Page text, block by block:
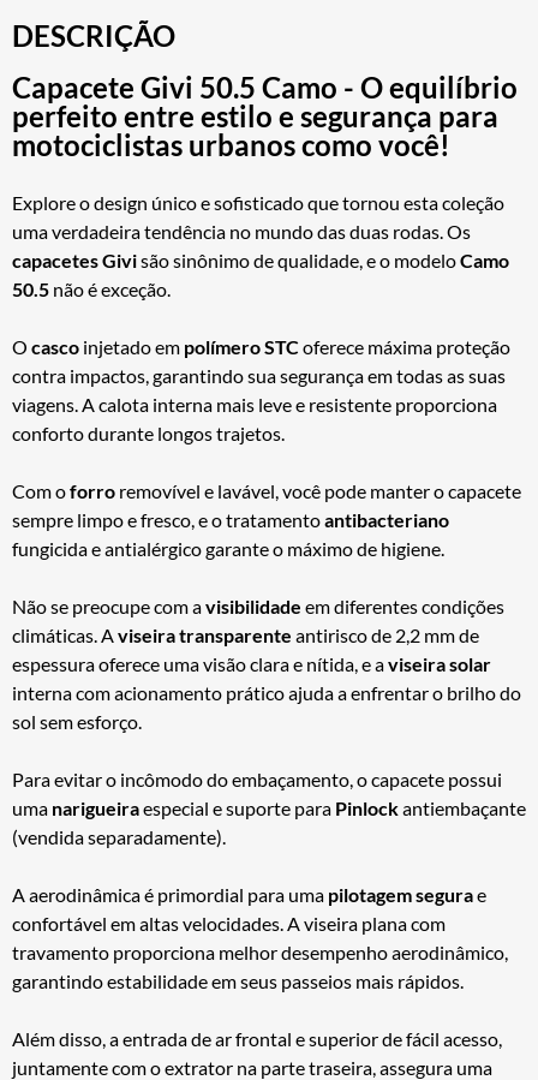
DESCRIÇÃO
Capacete Givi 50.5 Camo - O equilíbrio
perfeito entre estilo e segurança para
motociclistas urbanos como você!
Explore o design único e sofisticado que tornou esta coleção
uma verdadeira tendência no mundo das duas rodas. Os
capacetes Givisão sinônimo de qualidade, e o modeloCamo
50.5 não é exceção.
O casco injetado em polímero STCoferece máxima proteção
contra impactos, garantindo sua segurança em todas as suas
viagens. A calota interna mais leve e resistente proporciona
conforto durante longos trajetos.
Com oforro removível e lavável, você pode manter o capacete
sempre limpo e fresco, e o tratamentoantibacteriano
fungicida e antialérgico garante o máximo de higiene.
Não se preocupe com avisibilidade em diferentes condições
climáticas. Aviseira transparente antirisco de 2,2 mm de
espessura oferece uma visão clara e nítida, e aviseira solar
interna com acionamento prático ajuda a enfrentar o brilho do
sol sem esforço.
Para evitar o incômodo do embaçamento, o capacete possui
uma narigueiraespecial e suporte para Pinlockantiembaçante
(vendida separadamente).
A aerodinâmica é primordial para uma pilotagem segurae
confortável em altas velocidades. A viseira plana com
travamento proporciona melhor desempenho aerodinâmico,
garantindo estabilidade em seus passeios mais rápidos.
Além disso, a entrada de ar frontal e superior de fácil acesso,
juntamente com o extrator na parte traseira, assegura uma